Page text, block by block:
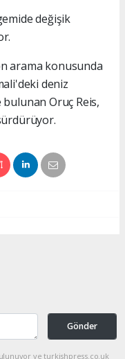
değişik
arama konusunda
deniz
Oruç Reis,
Gönder
ve turkishpress.co.uk